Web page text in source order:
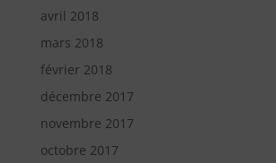
avril 2018
mars 2018
février 2018
décembre 2017
novembre 2017
octobre 2017